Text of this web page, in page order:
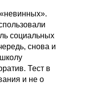
социальных
снова и
Тест в
и не о